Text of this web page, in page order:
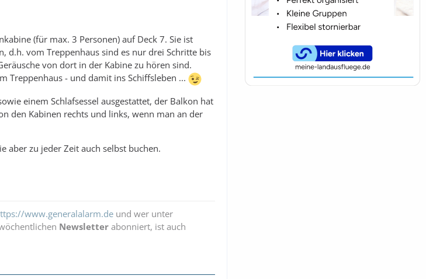
(für max. 3 Personen) auf Deck 7. Sie ist
d.h. vom Treppenhaus sind es nur drei Schritte bis
von dort in der Kabine zu hören sind.
Treppenhaus - und damit ins Schiffsleben ...
einem Schlafsessel ausgestattet, der Balkon hat
den Kabinen rechts und links, wenn man an der
aber zu jeder Zeit auch selbst buchen.
www.generalalarm.de und wer unter
Newsletter abonniert, ist auch